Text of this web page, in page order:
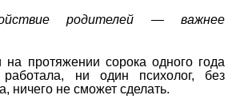
родителей — важнее
протяжении сорока одного года
работала, ни один психолог, без
ничего не сможет сделать.